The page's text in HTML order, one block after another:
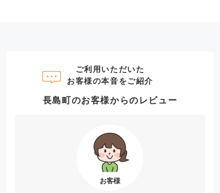
ご利用いただいた
お客様の本音をご紹介
長島町のお客様からのレビュー